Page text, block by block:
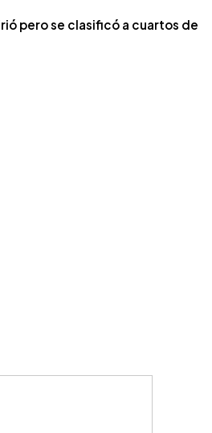
pero se clasificó a cuartos de